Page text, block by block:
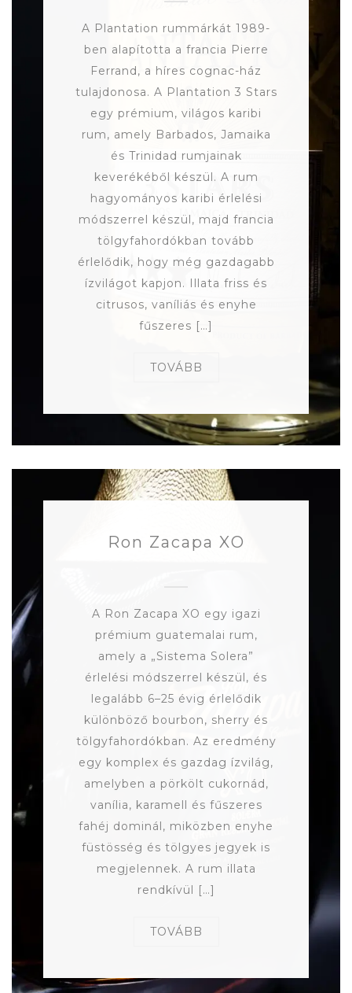
A Plantation rummárkát 1989-
ben alapította a francia Pierre
Ferrand, a híres cognac-ház
tulajdonosa. A Plantation 3 Stars
egy prémium, világos karibi
rum, amely Barbados, Jamaika
és Trinidad rumjainak
keverékéből készül. A rum
hagyományos karibi érlelési
módszerrel készül, majd francia
tölgyfahordókban tovább
érlelődik, hogy még gazdagabb
ízvilágot kapjon. Illata friss és
citrusos, vaníliás és enyhe
fűszeres […]
TOVÁBB
Ron Zacapa XO
A Ron Zacapa XO egy igazi
prémium guatemalai rum,
amely a „Sistema Solera”
érlelési módszerrel készül, és
legalább 6–25 évig érlelődik
különböző bourbon, sherry és
tölgyfahordókban. Az eredmény
egy komplex és gazdag ízvilág,
amelyben a pörkölt cukornád,
vanília, karamell és fűszeres
fahéj dominál, miközben enyhe
füstösség és tölgyes jegyek is
megjelennek. A rum illata
rendkívül […]
TOVÁBB